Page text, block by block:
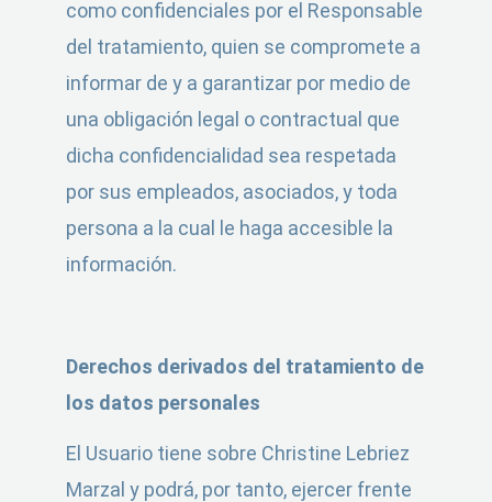
como confidenciales por el Responsable
del tratamiento, quien se compromete a
informar de y a garantizar por medio de
una obligación legal o contractual que
dicha confidencialidad sea respetada
por sus empleados, asociados, y toda
persona a la cual le haga accesible la
información.
Derechos derivados del tratamiento de
los datos personales
El Usuario tiene sobre Christine Lebriez
Marzal y podrá, por tanto, ejercer frente